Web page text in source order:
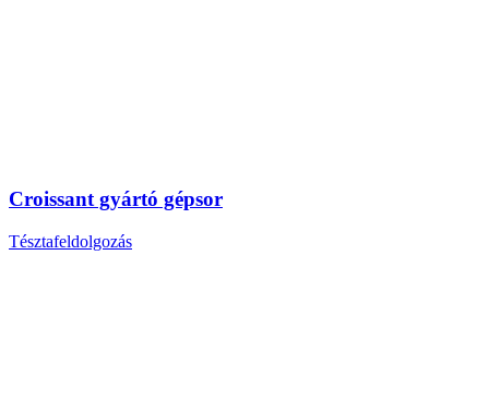
Croissant gyártó gépsor
Tésztafeldolgozás